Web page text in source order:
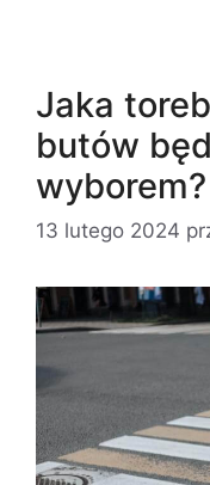
Jaka
butów
wyborem?
13 lutego 2024